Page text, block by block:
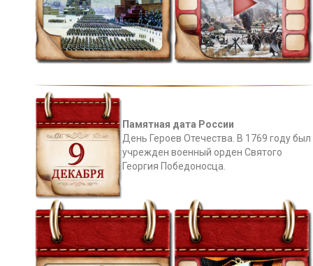
Памятная дата России
День Героев Отечества. В 1769 году был
учрежден военный орден Святого
Георгия Победоносца.